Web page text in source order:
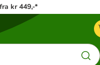
kr 449,-*